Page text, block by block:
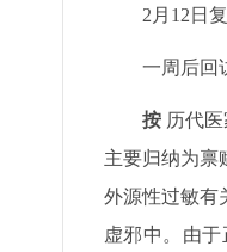
2月12日
一周后回
按 历代
主要归纳为禀
外源性过敏有
虚邪中。由